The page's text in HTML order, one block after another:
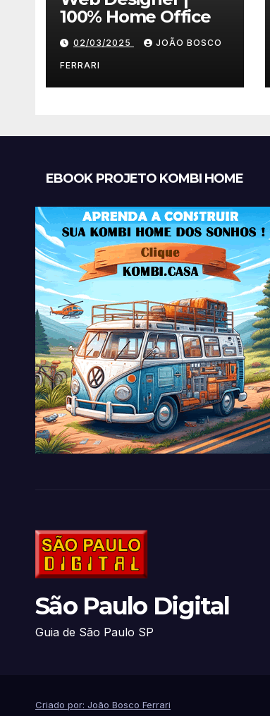
100% Home Office
02/03/2025 JOÃO BOSCO
FERRARI
EBOOK PROJETO KOMBI HOME
São Paulo Digital
Guia de São Paulo SP
Criado por: João Bosco Ferrari